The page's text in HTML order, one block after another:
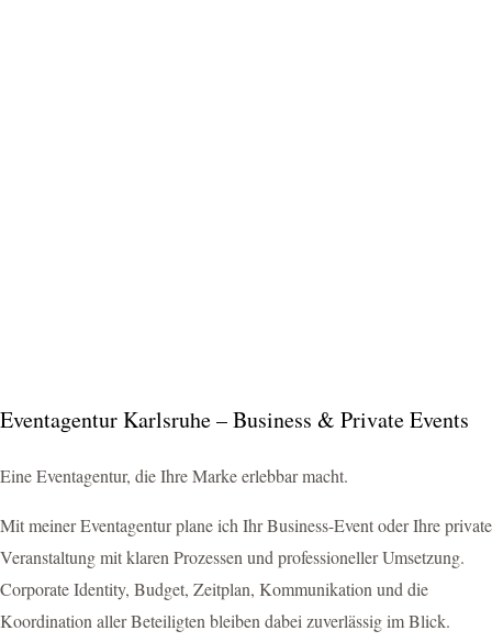
Eventagentur Karlsruhe – Business & Private Events
Eine Eventagentur, die Ihre Marke erlebbar macht.
Mit meiner Eventagentur plane ich Ihr Business-Event oder Ihre private
Veranstaltung mit klaren Prozessen und professioneller Umsetzung.
Corporate Identity, Budget, Zeitplan, Kommunikation und die
Koordination aller Beteiligten bleiben dabei zuverlässig im Blick.